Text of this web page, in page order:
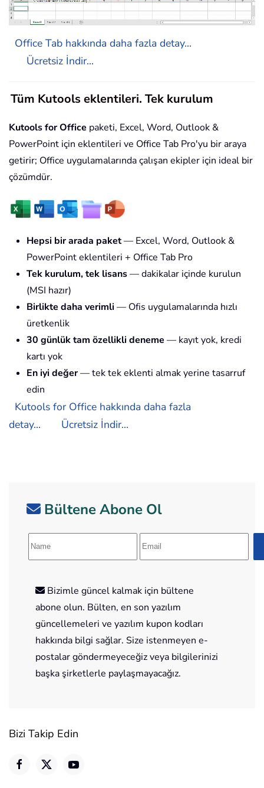
Office Tab hakkında daha fazla detay...
Ücretsiz İndir...
Tüm Kutools eklentileri. Tek kurulum
Kutools for Office paketi, Excel, Word, Outlook &
PowerPoint için eklentileri ve Office Tab Pro'yu bir araya
getirir; Office uygulamalarında çalışan ekipler için ideal bir
çözümdür.
Hepsi bir arada paket— Excel, Word, Outlook &
PowerPoint eklentileri + Office Tab Pro
Tek kurulum, tek lisans— dakikalar içinde kurulun
(MSI hazır)
Birlikte daha verimli — Ofis uygulamalarında hızlı
üretkenlik
30 günlük tam özellikli deneme — kayıt yok, kredi
kartı yok
En iyi değer— tek tek eklenti almak yerine tasarruf
edin
Kutools for Office hakkında daha fazla
detay...
Ücretsiz İndir...
Bültene Abone Ol
Bizimle güncel kalmak için bültene
abone olun. Bülten, en son yazılım
güncellemeleri ve yazılım kupon kodları
hakkında bilgi sağlar. Size istenmeyen e-
postalar göndermeyeceğiz veya bilgilerinizi
başka şirketlerle paylaşmayacağız.
Bizi Takip Edin